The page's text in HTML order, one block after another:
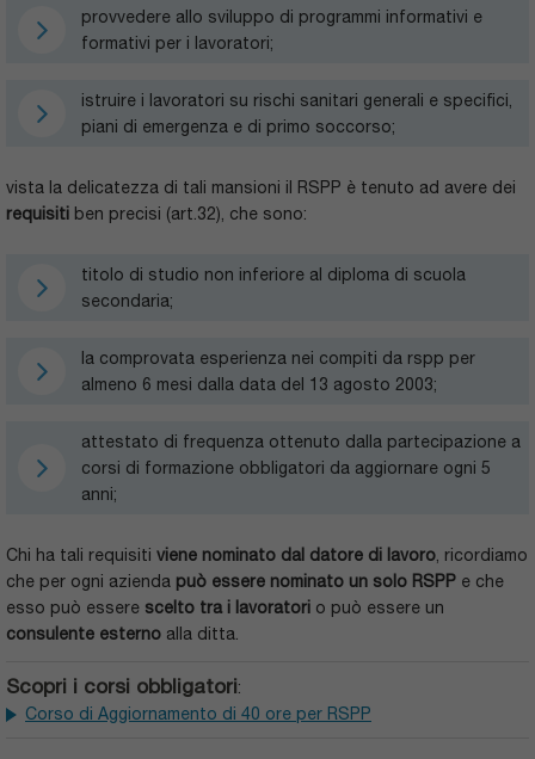
provvedere allo sviluppo di programmi informativi e
formativi per i lavoratori;
istruire i lavoratori su rischi sanitari generali e specifici,
piani di emergenza e di primo soccorso;
vista la delicatezza di tali mansioni il RSPP è tenuto ad avere dei
requisiti ben precisi (art.32), che sono:
titolo di studio non inferiore al diploma di scuola
secondaria;
la comprovata esperienza nei compiti da rspp per
almeno 6 mesi dalla data del 13 agosto 2003;
attestato di frequenza ottenuto dalla partecipazione a
corsi di formazione obbligatori da aggiornare ogni 5
anni;
Chi ha tali requisiti viene nominato dal datore di lavoro , ricordiamo
che per ogni azienda può essere nominato un solo RSPP e che
esso può essere scelto tra i lavoratori o può essere un
consulente esterno alla ditta.
Scopri i corsi obbligatori:
Corso di Aggiornamento di 40 ore per RSPP